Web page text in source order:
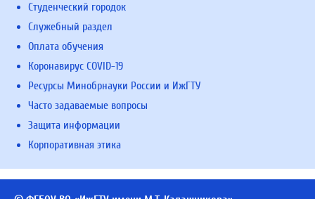
Студенческий городок
Служебный раздел
Оплата обучения
Коронавирус COVID-19
Ресурсы Минобрнауки России и ИжГТУ
Часто задаваемые вопросы
Защита информации
Корпоративная этика